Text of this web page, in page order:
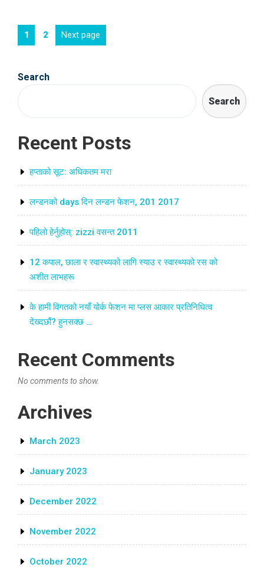
Posts
Page
1 Page
2 Next page
Search
Search
Recent Posts
हप्ताको सूट: अधिकतम मरा
लन्डनको days दिन लन्डन फेशन, 201 2017
पहिलो हेर्नुहोस्: zizzi वसन्त 2011
12 कपाल, छाला र स्वास्थ्यको लागि स्याउ र स्वास्थ्यको रस को
अशीत लाभहरू
के हामी विगतको नयाँ योर्क फेशन मा प्लस आकार प्रतिनिधित्व
देख्दछौं? हुनसक्छ …
Recent Comments
No comments to show.
Archives
March 2023
January 2023
December 2022
November 2022
October 2022